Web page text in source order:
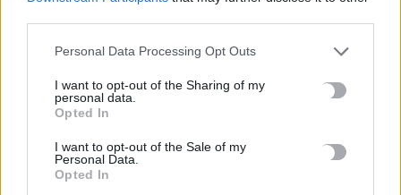
Personal Data Processing Opt Outs
I want to opt-out of the Sharing of my
personal data.
Opted In
I want to opt-out of the Sale of my
Personal Data.
Opted In
Η Ευρώπη αλλάζει τους
κανόνες
Η άνοδος του second hand εντάσσεται σε μια ευρύτερη
ευρωπαϊκή προσπάθεια για πιο βιώσιμη μόδα. Η ΕΕ έχει